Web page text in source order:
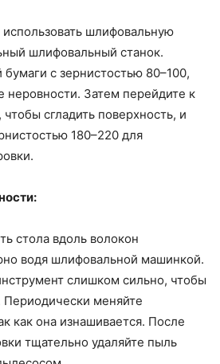
шлифовальную
шлифовальный станок.
с зернистостью 80–100,
неровности. Затем перейдите к
сгладить поверхность, и
180–220 для
стола вдоль волокон
водя шлифовальной машинкой.
слишком сильно, чтобы
Периодически меняйте
как она изнашивается. После
тщательно удаляйте пыль